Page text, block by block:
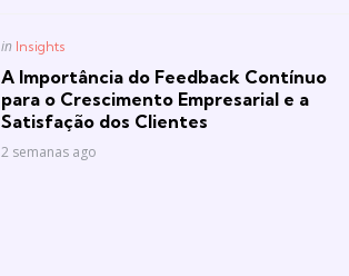
Posted
in Insights
A Importância do Feedback Contínuo
para o Crescimento Empresarial e a
Satisfação dos Clientes
2 semanas ago